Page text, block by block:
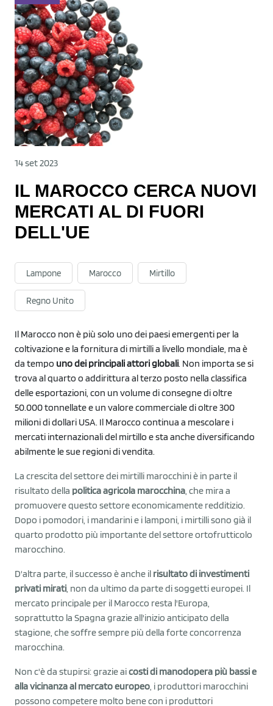
14 set 2023
IL MAROCCO CERCA NUOVI
MERCATI AL DI FUORI
DELL'UE
Lampone Marocco Mirtillo
Regno Unito
Il Marocco non è più solo uno dei paesi emergenti per la
coltivazione e la fornitura di mirtilli a livello mondiale, ma è
da tempo uno dei principali attori globali. Non importa se si
trova al quarto o addirittura al terzo posto nella classifica
delle esportazioni, con un volume di consegne di oltre
50.000 tonnellate e un valore commerciale di oltre 300
milioni di dollari USA. Il Marocco continua a mescolare i
mercati internazionali del mirtillo e sta anche diversificando
abilmente le sue regioni di vendita.
La crescita del settore dei mirtilli marocchini è in parte il
risultato della politica agricola marocchina , che mira a
promuovere questo settore economicamente redditizio.
Dopo i pomodori, i mandarini e i lamponi, i mirtilli sono già il
quarto prodotto più importante del settore ortofrutticolo
marocchino.
D'altra parte, il successo è anche il risultato di investimenti
privati mirati , non da ultimo da parte di soggetti europei. Il
mercato principale per il Marocco resta l'Europa,
soprattutto la Spagna grazie all'inizio anticipato della
stagione, che soffre sempre più della forte concorrenza
marocchina.
Non c'è da stupirsi: grazie aicosti di manodopera più bassi e
alla vicinanza al mercato europeo , i produttori marocchini
possono competere molto bene con i produttori